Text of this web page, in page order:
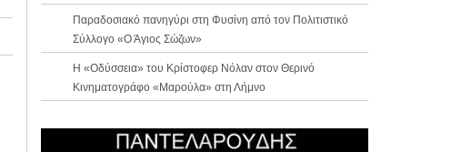
Παραδοσιακό πανηγύρι στη Φυσίνη από τον Πολιτιστικό
Σύλλογο «Ο Άγιος Σώζων»
Η «Οδύσσεια» του Κρίστοφερ Νόλαν στον Θερινό
Κινηματογράφο «Μαρούλα» στη Λήμνο